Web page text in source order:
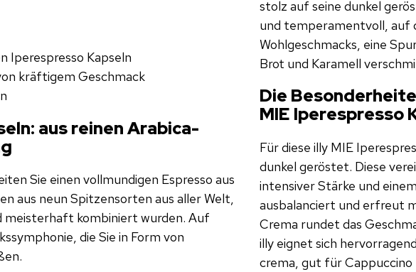
Iperespresso Kapseln
kräftigem Geschmack
aus reinen Arabica-
Sie einen vollmundigen Espresso aus
aus neun Spitzensorten aus aller Welt,
meisterhaft kombiniert wurden. Auf
die Sie in Form von
stolz auf seine dunkel
und temperamentvoll, auf
Wohlgeschmacks, eine
Brot und Karamell
Die
MIE Iperespresso
Für diese illy MIE
dunkel geröstet. Diese
intensiver Stärke und
ausbalanciert und erfreut
Crema rundet das
illy eignet sich
crema, gut für